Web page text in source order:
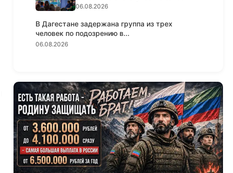
просве...
06.08.2026
В Дагестане задержана группа из трех
человек по подозрению в...
06.08.2026